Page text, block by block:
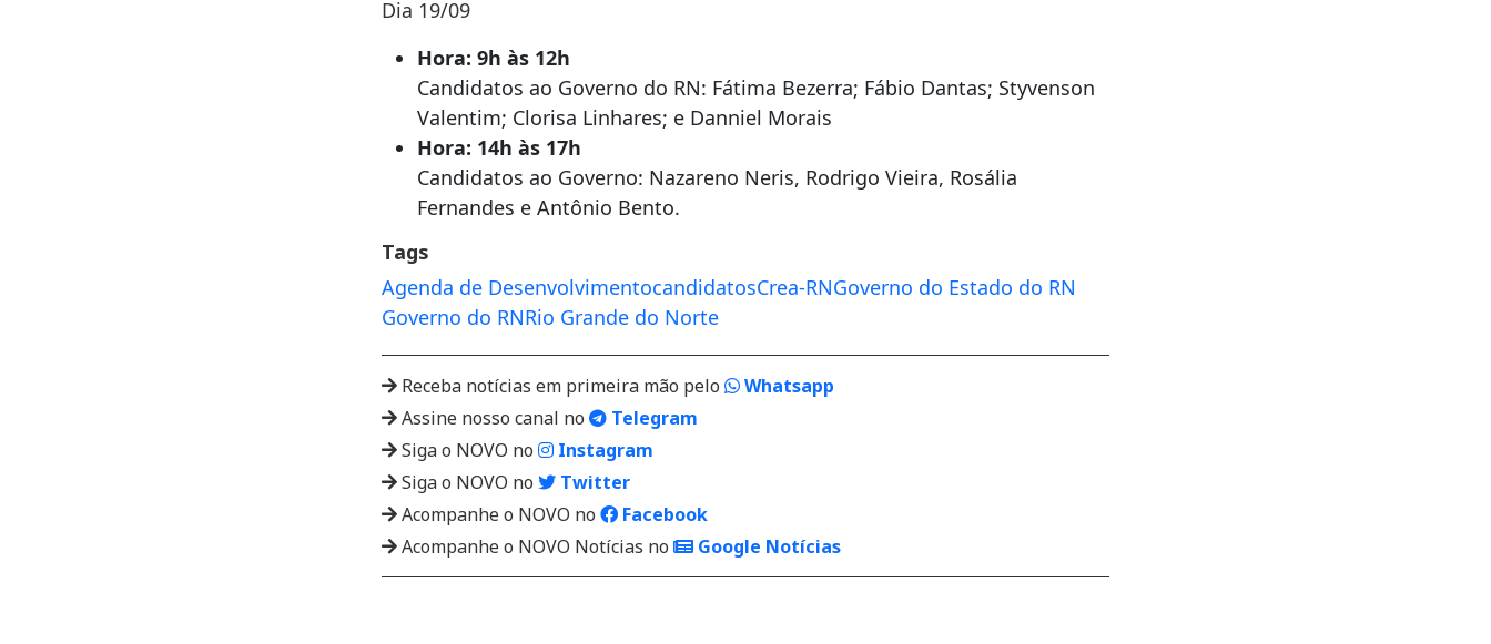
Dia 19/09
Hora: 9h às 12h
Candidatos ao Governo do RN: Fátima Bezerra; Fábio Dantas; Styvenson
Valentim; Clorisa Linhares; e Danniel Morais
Hora: 14h às 17h
Candidatos ao Governo: Nazareno Neris, Rodrigo Vieira, Rosália
Fernandes e Antônio Bento.
Tags
Agenda de DesenvolvimentocandidatosCrea-RNGoverno do Estado do RN
Governo do RNRio Grande do Norte
Receba notícias em primeira mão pelo
Whatsapp
Assine nosso canal no
Telegram
Siga o NOVO no
Instagram
Siga o NOVO no
Twitter
Acompanhe o NOVO no
Facebook
Acompanhe o NOVO Notícias no
Google Notícias